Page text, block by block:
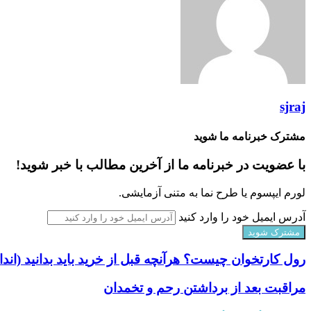
sjraj
مشترک خبرنامه ما شوید
با عضویت در خبرنامه ما از آخرین مطالب با خبر شوید!
لورم ایپسوم یا طرح‌ نما به متنی آزمایشی.
آدرس ایمیل خود را وارد کنید
رول کارتخوان چیست؟ هرآنچه قبل از خرید باید بدانید
مراقبت بعد از برداشتن رحم و تخمدان